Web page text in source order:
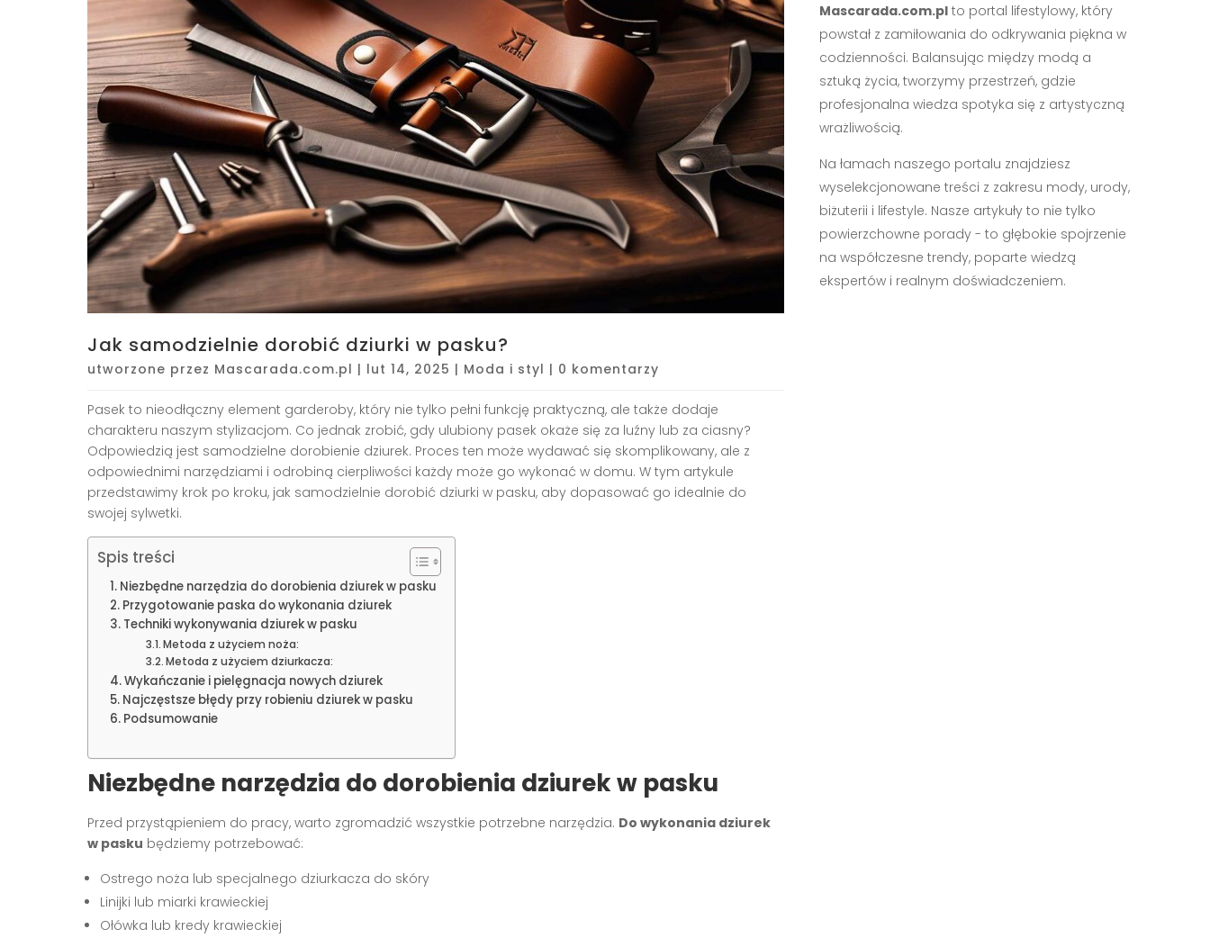
Jak samodzielnie dorobić dziurki w pasku?
utworzone przez Mascarada.com.pl | lut 14, 2025 | Moda i styl | 0 komentarzy
Pasek to nieodłączny element garderoby, który nie tylko pełni funkcję praktyczną, ale także dodaje
charakteru naszym stylizacjom. Co jednak zrobić, gdy ulubiony pasek okaże się za luźny lub za ciasny?
Odpowiedzią jest samodzielne dorobienie dziurek. Proces ten może wydawać się skomplikowany, ale z
odpowiednimi narzędziami i odrobiną cierpliwości każdy może go wykonać w domu. W tym artykule
przedstawimy krok po kroku, jak samodzielnie dorobić dziurki w pasku, aby dopasować go idealnie do
swojej sylwetki.
Spis treści
Niezbędne narzędzia do dorobienia dziurek w pasku
Przygotowanie paska do wykonania dziurek
Techniki wykonywania dziurek w pasku
Metoda z użyciem noża:
Metoda z użyciem dziurkacza:
Wykańczanie i pielęgnacja nowych dziurek
Najczęstsze błędy przy robieniu dziurek w pasku
Podsumowanie
Niezbędne narzędzia do dorobienia dziurek w pasku
Przed przystąpieniem do pracy, warto zgromadzić wszystkie potrzebne narzędzia. Do wykonania dziurek
w pasku będziemy potrzebować:
Ostrego noża lub specjalnego dziurkacza do skóry
Linijki lub miarki krawieckiej
Ołówka lub kredy krawieckiej
Mascarada.com.plto portal lifestylowy, który
powstał z zamiłowania do odkrywania piękna w
codzienności. Balansując między modą a
sztuką życia, tworzymy przestrzeń, gdzie
profesjonalna wiedza spotyka się z artystyczną
wrażliwością.
Na łamach naszego portalu znajdziesz
wyselekcjonowane treści z zakresu mody, urody,
biżuterii i lifestyle. Nasze artykuły to nie tylko
powierzchowne porady - to głębokie spojrzenie
na współczesne trendy, poparte wiedzą
ekspertów i realnym doświadczeniem.